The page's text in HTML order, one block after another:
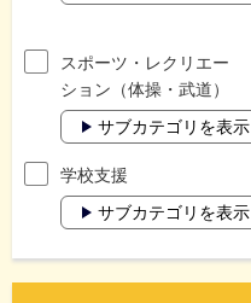
スポーツ・レクリエー
ション（体操・武道）
サブカテゴリを表示
学校支援
サブカテゴリを表示